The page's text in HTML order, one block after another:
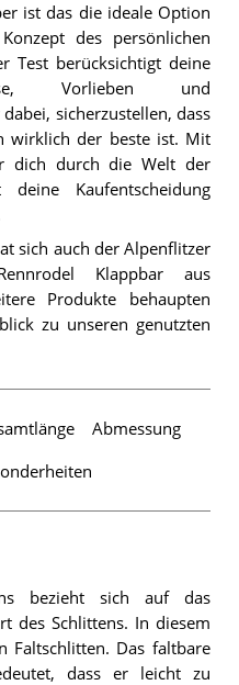
ist das die ideale Option
des persönlichen
Test berücksichtigt deine
Vorlieben und
sicherzustellen, dass
wirklich der beste ist. Mit
dich durch die Welt der
Kaufentscheidung
sich auch der Alpenflitzer
Klappbar aus
Produkte behaupten
zu unseren genutzten
Abmessung
bezieht sich auf das
des Schlittens. In diesem
Faltschlitten. Das faltbare
dass er leicht zu